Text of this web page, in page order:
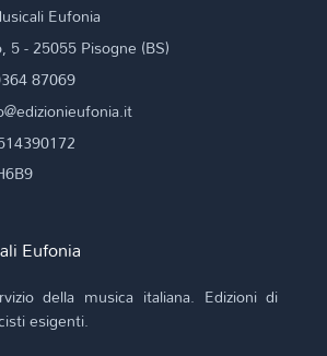
Eufonia
5 - 25055 Pisogne (BS)
87069
Eufonia
della musica italiana. Edizioni di
esigenti.